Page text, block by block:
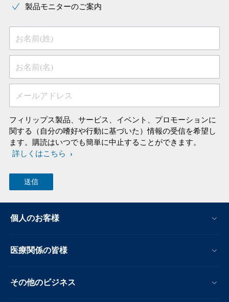
製品モニターのご案内
お名前(姓)
お名前(名)
メールアドレス
フィリップス製品、サービス、イベント、プロモーションに
関する（自分の嗜好や行動に基づいた）情報の受信を希望し
ます。購読はいつでも簡単に中止することができます。
詳しくはこちら
個人のお客様
医療関係の皆様
その他のビジネス